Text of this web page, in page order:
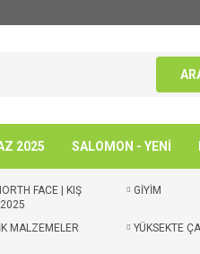
2025 SALOMON - YENİ
FACE | KIŞ
GİYİM
MALZEMELER YÜKSEKTE